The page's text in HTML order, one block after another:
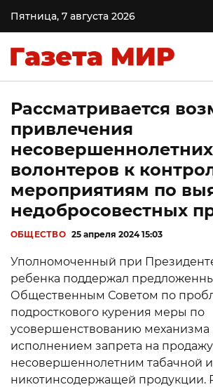
Пятница, 7 августа 2026
Рассматривается
привлечения
несовершеннолетних
волонтеров к
мероприятиям по
недобросовестных
ОБЩЕСТВО 25 апреля 2024 15:03
Уполномоченный при
ребенка поддержал
Общественным Советом по
подросткового курения меры по
усовершенствованию механизма
исполнением запрета на продажу
несовершеннолетним табачной и
никотинсодержащей продукции.